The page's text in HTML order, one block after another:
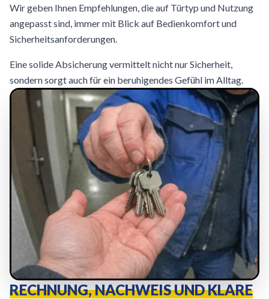
Wir geben Ihnen Empfehlungen, die auf Türtyp und Nutzung
angepasst sind, immer mit Blick auf Bedienkomfort und
Sicherheitsanforderungen.
Eine solide Absicherung vermittelt nicht nur Sicherheit,
sondern sorgt auch für ein beruhigendes Gefühl im Alltag.
RECHNUNG, NACHWEIS UND KLARE